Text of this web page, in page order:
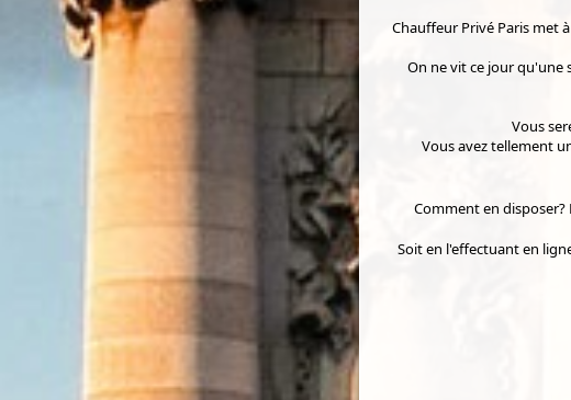
Chauffeur Privé Paris met
On ne vit ce jour qu'une
Vous
Vous avez tellement
Comment en disposer?
Soit en l'effectuant en